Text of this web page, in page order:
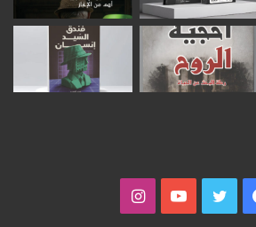
فيسبوكتويتر يوتيوبانستقرام